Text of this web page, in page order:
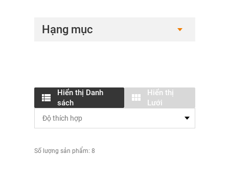
Hạng mục
Hiển thị Danh
sách
Hiển thị
Lưới
Số lượng sản phẩm: 8